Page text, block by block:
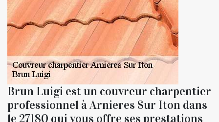
Brun Luigi est un couvreur charpentier
professionnel à Arnieres Sur Iton dans
le 27180 qui vous offre ses prestations